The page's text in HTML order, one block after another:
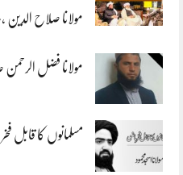
مولانا صلاح
مولانا فضل
مسلمانوں کا قابل